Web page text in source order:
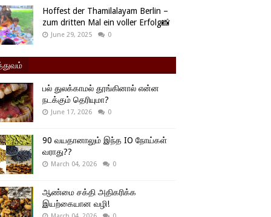
Hoffest der Thamilalayam Berlin –
zum dritten Mal ein voller Erfolg📸
June 29, 2025 0
பல் துலக்காமல் தூங்கினால் என்ன
நடக்கும் தெரியுமா?
June 17, 2026 0
90 வயதானாலும் இந்த IO நோய்கள்
வராது??
March 04, 2026 0
ஆண்மை சக்தி அதிகரிக்க
இயற்கையான வழி!